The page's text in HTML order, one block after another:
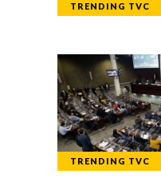
TRENDING TVC
TRENDING TVC